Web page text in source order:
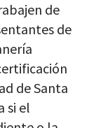
de
de
de Santa
si el